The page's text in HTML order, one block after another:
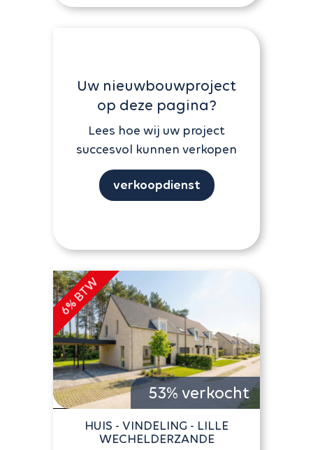
Uw nieuwbouwproject
op deze pagina?
Lees hoe wij uw project
succesvol kunnen verkopen
verkoopdienst
53% verkocht
HUIS - VINDELING - LILLE
WECHELDERZANDE